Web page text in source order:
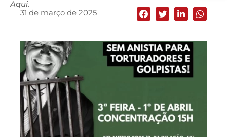
Aqui.
31 de março de 2025